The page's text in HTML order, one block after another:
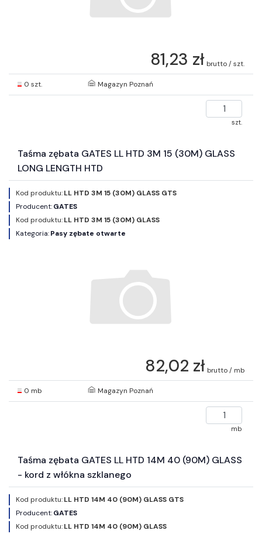
81,23 zł brutto / szt.
0 szt. Magazyn Poznań
szt.
Taśma zębata GATES LL HTD 3M 15 (30M) GLASS
LONG LENGTH HTD
Kod produktu:LL HTD 3M 15 (30M) GLASS GTS
Producent:GATES
Kod produktu:LL HTD 3M 15 (30M) GLASS
Kategoria:Pasy zębate otwarte
82,02 zł brutto / mb
0 mb Magazyn Poznań
mb
Taśma zębata GATES LL HTD 14M 40 (90M) GLASS
- kord z włókna szklanego
Kod produktu:LL HTD 14M 40 (90M) GLASS GTS
Producent:GATES
Kod produktu:LL HTD 14M 40 (90M) GLASS